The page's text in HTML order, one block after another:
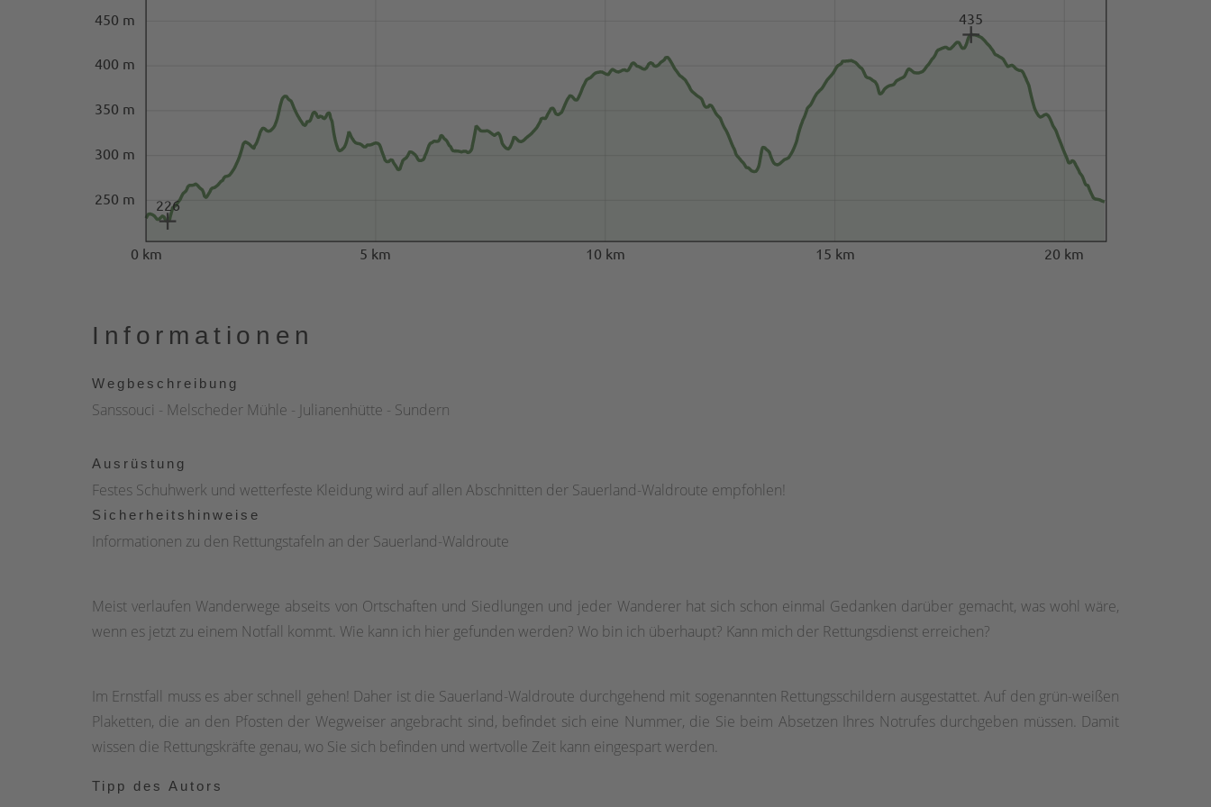
0 km 5 km 10 km 15 km 20 km
250 m
300 m
350 m
400 m
450 m
226
435
Informationen
Wegbeschreibung
Sanssouci - Melscheder Mühle - Julianenhütte - Sundern
Ausrüstung
Festes Schuhwerk und wetterfeste Kleidung wird auf allen Abschnitten der Sauerland-Waldroute empfohlen!
Sicherheitshinweise
Informationen zu den Rettungstafeln an der Sauerland-Waldroute
Meist verlaufen Wanderwege abseits von Ortschaften und Siedlungen und jeder Wanderer hat sich schon einmal Gedanken darüber gemacht, was wohl wäre,
wenn es jetzt zu einem Notfall kommt. Wie kann ich hier gefunden werden? Wo bin ich überhaupt? Kann mich der Rettungsdienst erreichen?
Im Ernstfall muss es aber schnell gehen! Daher ist die Sauerland-Waldroute durchgehend mit sogenannten Rettungsschildern ausgestattet. Auf den grün-weißen
Plaketten, die an den Pfosten der Wegweiser angebracht sind, befindet sich eine Nummer, die Sie beim Absetzen Ihres Notrufes durchgeben müssen. Damit
wissen die Rettungskräfte genau, wo Sie sich befinden und wertvolle Zeit kann eingespart werden.
Tipp des Autors